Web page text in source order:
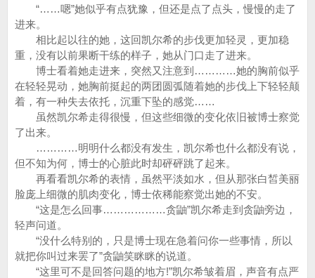
“……嗯”她似乎有点犹豫，但还是点了点头，慢慢的走了
进来。
相比起以往的她，这回凯尔希的步伐更加轻灵，更加稳
重，没有以前果断干练的样子，她从门口走了进来。
博士看着她走进来，突然又注意到…………她的胸前似乎
在轻轻晃动，她胸前挺起的两团圆弧随着她的步伐上下轻轻颠
着，有一种失去依托，沉重下坠的感觉……
虽然凯尔希走得很慢，但这些细微的变化依旧被博士察觉
了出来。
…………明明什么都没有发生，凯尔希也什么都没有说，
但不知为何，博士的心脏此时却砰砰跳了起来。
再看看凯尔希的表情，虽然平淡如水，但从那张白皙美丽
脸庞上细微的肌肉变化，博士依稀能察觉出她的不安。
“这是怎么回事………………贪鼬”凯尔希走到贪鼬旁边，
轻声问道。
“没什么特别的，只是博士现在急着问你一些事情，所以
就把你叫过来罢了”贪鼬笑眯眯的说道。
“这里可不是回答问题的地方!”凯尔希皱着眉，声音有点严